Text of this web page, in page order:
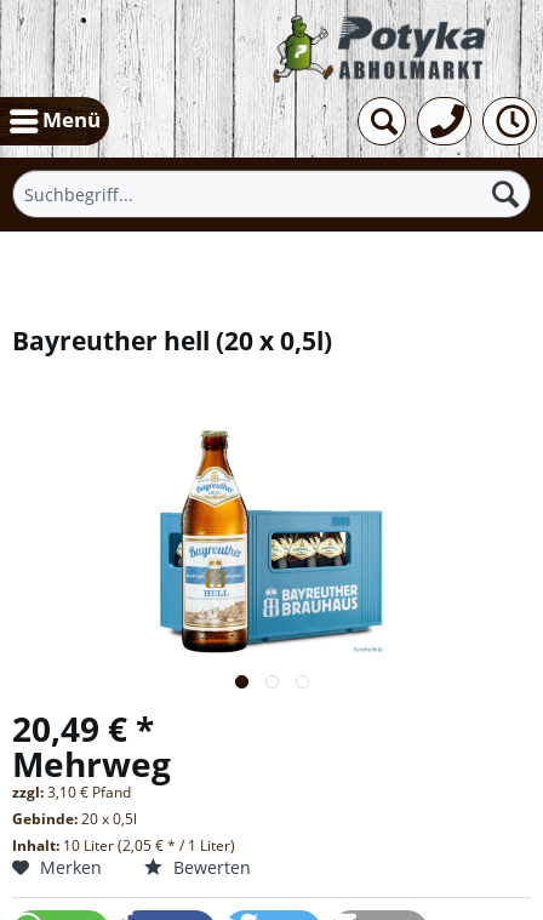
Menü
Bayreuther hell (20 x 0,5l)
20,49 € *
Mehrweg
zzgl:3,10 € Pfand
Gebinde:20 x 0,5l
Inhalt: 10 Liter (2,05 € * / 1 Liter)
Merken Bewerten